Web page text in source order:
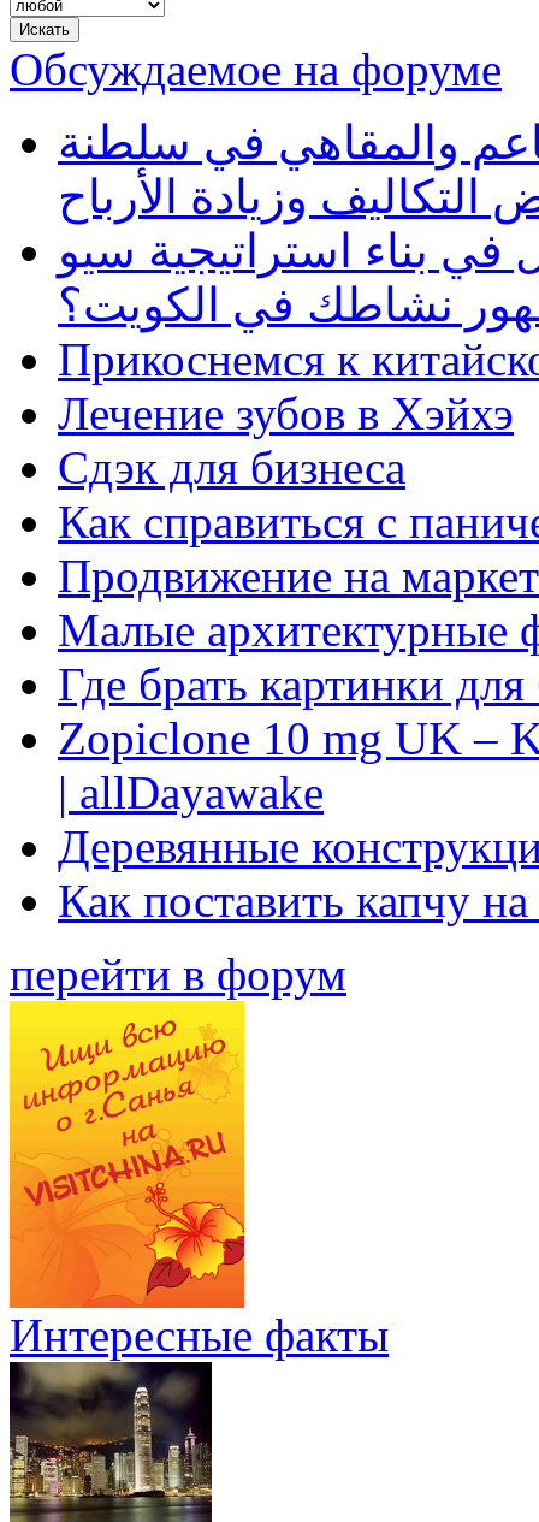
Обсуждаемое на форуме
والمقاهي في سلطنة
وزيادة الأرباح
بناء استراتيجية سيو
نشاطك في الكويت؟
Прикоснемся к
Лечение зубов в Хэйхэ
Сдэк для бизнеса
Как справиться с
Продвижение на
Малые архитектурные
Где брать картинки
Zopiclone 10 mg UK –
| allDayawake
Деревянные
Как поставить капчу
перейти в форум
Интересные факты